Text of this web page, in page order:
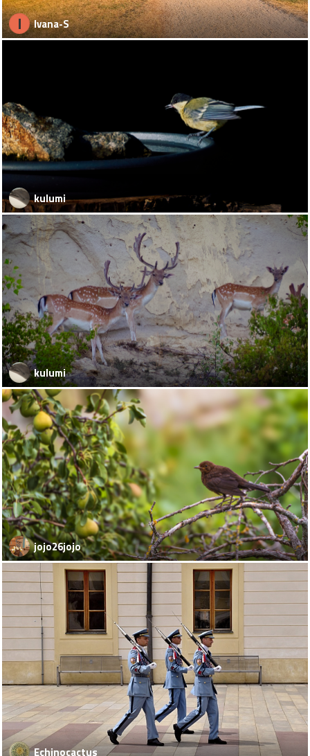
I Ivana-S
kulumi
kulumi
jojo26jojo
Echinocactus